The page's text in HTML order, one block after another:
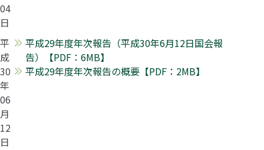
04
日
平
成
30
年
06
月
12
日
平成29年度年次報告（平成30年6月12日国会報
告）【PDF：6MB】
平成29年度年次報告の概要【PDF：2MB】